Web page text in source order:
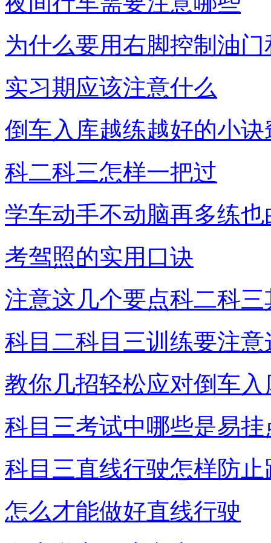
为什么要用右脚控制油
实习期应该注意什么
倒车入库越练越好的小诀
科二科三怎样一把过
学车动手不动脑再多练也
考驾照的实用口诀
注意这几个要点科二科
科目二科目三训练要注意
教你几招轻松应对倒车入
科目三考试中哪些是易挂
科目三直线行驶怎样防止
怎么才能做好直线行驶